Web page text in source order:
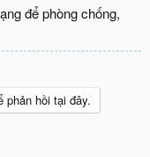
để phòng chống,
phản hồi tại đây.